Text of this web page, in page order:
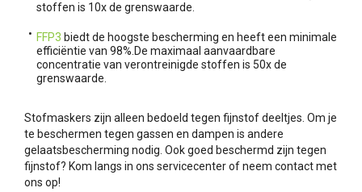
stoffen is 10x de grenswaarde.
FFP3 biedt de hoogste bescherming en heeft een minimale
efficiëntie van 98%.De maximaal aanvaardbare
concentratie van verontreinigde stoffen is 50x de
grenswaarde.
Stofmaskers zijn alleen bedoeld tegen fijnstof deeltjes. Om je
te beschermen tegen gassen en dampen is andere
gelaatsbescherming nodig. Ook goed beschermd zijn tegen
fijnstof? Kom langs in ons servicecenter of neem contact met
ons op!